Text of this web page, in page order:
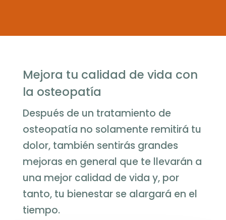
Mejora tu calidad de vida con
la osteopatía
Después de un tratamiento de
osteopatía no solamente remitirá tu
dolor, también sentirás grandes
mejoras en general que te llevarán a
una mejor calidad de vida y, por
tanto, tu bienestar se alargará en el
tiempo.